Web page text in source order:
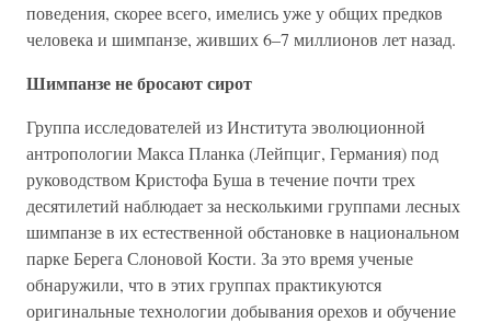
поведения, скорее всего, имелись уже у общих предков
человека и шимпанзе, живших 6–7 миллионов лет назад.
Шимпанзе не бросают сирот
Группа исследователей из Института эволюционной
антропологии Макса Планка (Лейпциг, Германия) под
руководством Кристофа Буша в течение почти трех
десятилетий наблюдает за несколькими группами лесных
шимпанзе в их естественной обстановке в национальном
парке Берега Слоновой Кости. За это время ученые
обнаружили, что в этих группах практикуются
оригинальные технологии добывания орехов и обучение